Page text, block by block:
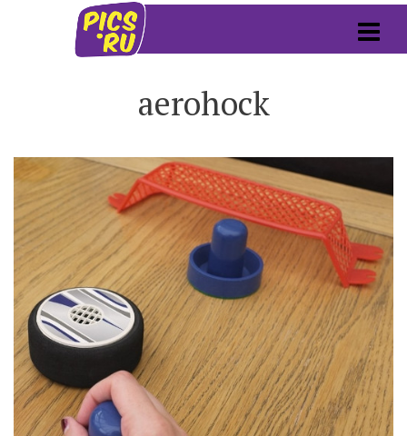
aerohock